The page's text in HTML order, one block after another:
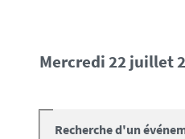
mercredi 22 juillet
Recherche d'un